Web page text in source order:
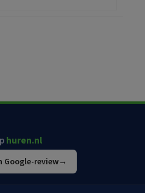
huren.nl
Google-review→